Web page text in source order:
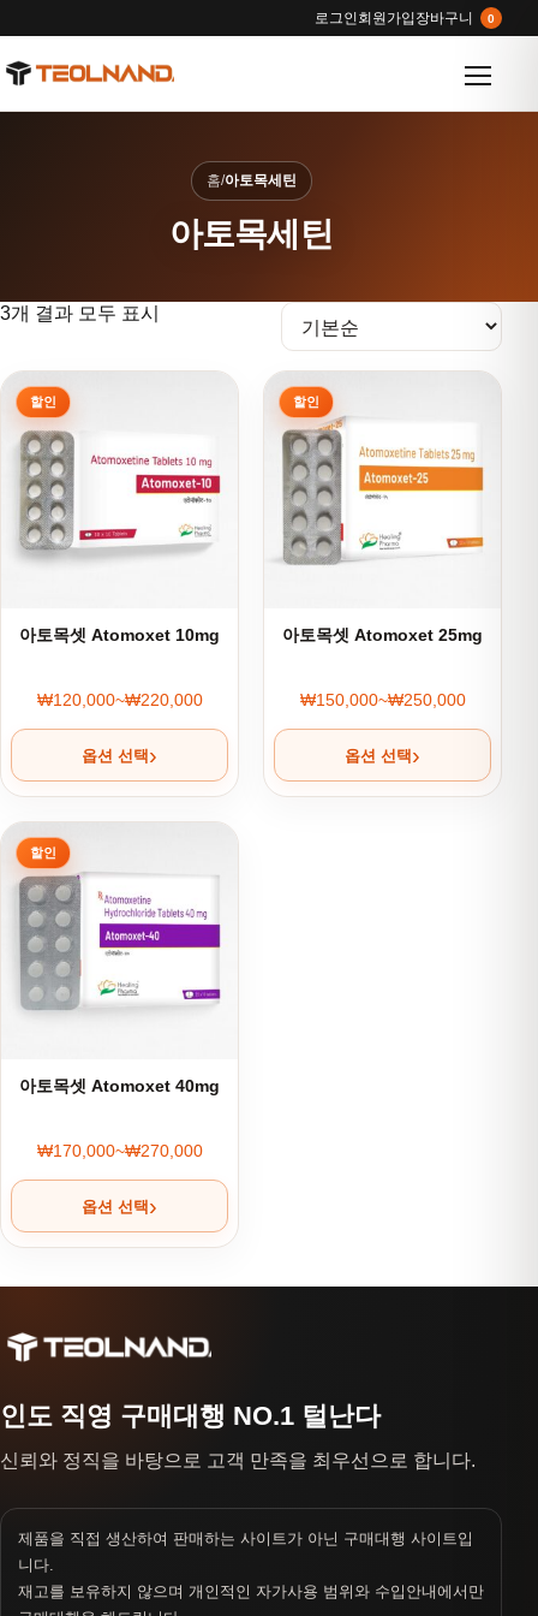
로그인회원가입장바구니 0
홈/아토목세틴
아토목세틴
3개 결과 모두 표시
아토목셋 Atomoxet 10mg
₩120,000~₩220,000
가격 범위: ₩120,000~₩220,000
옵션 선택
여러 상품 옵션이 이 상품에 있습니다. 상품 페이지에서 옵션
아토목셋 Atomoxet 25mg
₩150,000~₩250,000
가격 범위:
옵션 선택
여러 상품 옵션이 이 상품에
아토목셋 Atomoxet 40mg
₩170,000~₩270,000
가격 범위: ₩170,000~₩270,000
옵션 선택
여러 상품 옵션이 이 상품에 있습니다. 상품 페이지에서 옵션
인도 직영 구매대행 NO.1 털난다
신뢰와 정직을 바탕으로 고객 만족을 최우선으로 합니다.
제품을 직접 생산하여 판매하는 사이트가 아닌 구매대행 사이트입
니다.
재고를 보유하지 않으며 개인적인 자가사용 범위와 수입안내에서만